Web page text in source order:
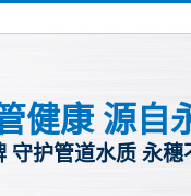
健康 源自
守护管道水质 永穗